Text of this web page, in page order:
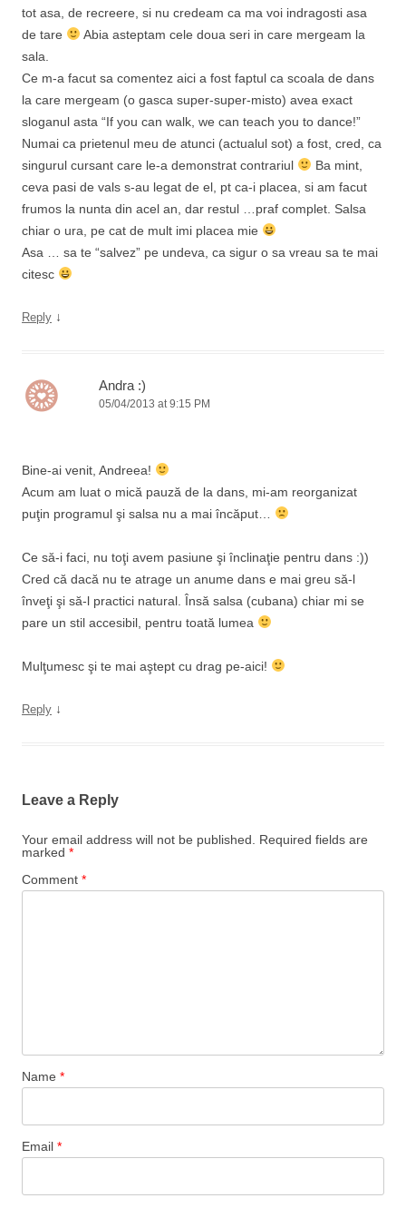
tot asa, de recreere, si nu credeam ca ma voi indragosti asa
de tare
Abia asteptam cele doua seri in care mergeam la
sala.
Ce m-a facut sa comentez aici a fost faptul ca scoala de dans
la care mergeam (o gasca super-super-misto) avea exact
sloganul asta “If you can walk, we can teach you to dance!”
Numai ca prietenul meu de atunci (actualul sot) a fost, cred, ca
singurul cursant care le-a demonstrat contrariul
Ba mint,
ceva pasi de vals s-au legat de el, pt ca-i placea, si am facut
frumos la nunta din acel an, dar restul …praf complet. Salsa
chiar o ura, pe cat de mult imi placea mie
Asa … sa te “salvez” pe undeva, ca sigur o sa vreau sa te mai
citesc
Reply ↓
Andra :)
05/04/2013 at 9:15 PM
Bine-ai venit, Andreea!
Acum am luat o mică pauză de la dans, mi-am reorganizat
puţin programul şi salsa nu a mai încăput…
Ce să-i faci, nu toţi avem pasiune şi înclinaţie pentru dans :))
Cred că dacă nu te atrage un anume dans e mai greu să-l
înveţi şi să-l practici natural. Însă salsa (cubana) chiar mi se
pare un stil accesibil, pentru toată lumea
Mulţumesc şi te mai aştept cu drag pe-aici!
Reply ↓
Leave a Reply
Your email address will not be published.
Required fields are
marked *
Comment *
Name *
Email *